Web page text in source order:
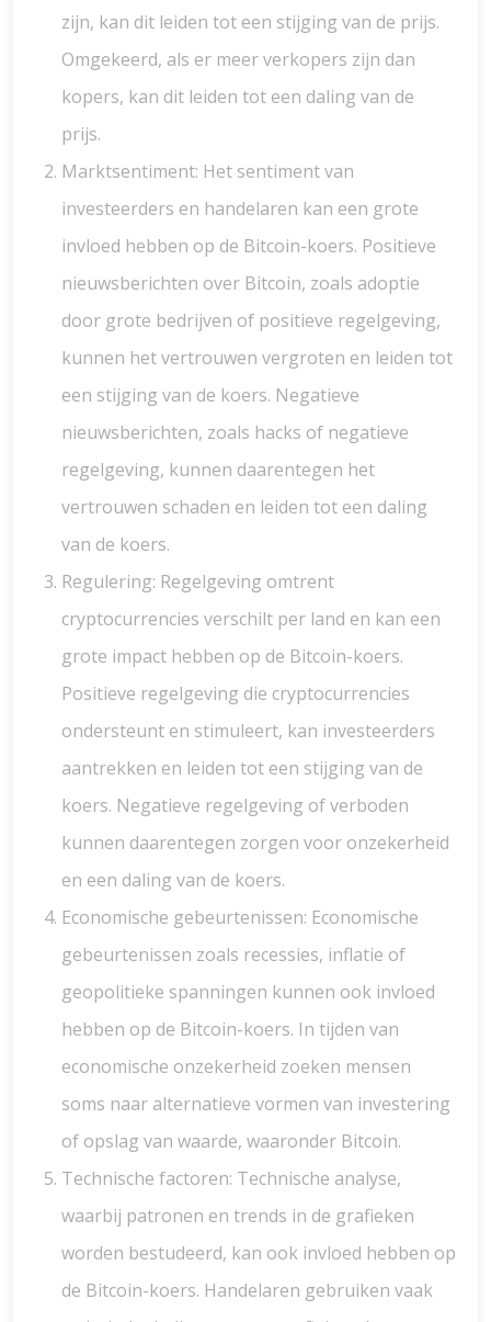
zijn, kan dit leiden tot een stijging van de prijs.
Omgekeerd, als er meer verkopers zijn dan
kopers, kan dit leiden tot een daling van de
prijs.
Marktsentiment: Het sentiment van
investeerders en handelaren kan een grote
invloed hebben op de Bitcoin-koers. Positieve
nieuwsberichten over Bitcoin, zoals adoptie
door grote bedrijven of positieve regelgeving,
kunnen het vertrouwen vergroten en leiden tot
een stijging van de koers. Negatieve
nieuwsberichten, zoals hacks of negatieve
regelgeving, kunnen daarentegen het
vertrouwen schaden en leiden tot een daling
van de koers.
Regulering: Regelgeving omtrent
cryptocurrencies verschilt per land en kan een
grote impact hebben op de Bitcoin-koers.
Positieve regelgeving die cryptocurrencies
ondersteunt en stimuleert, kan investeerders
aantrekken en leiden tot een stijging van de
koers. Negatieve regelgeving of verboden
kunnen daarentegen zorgen voor onzekerheid
en een daling van de koers.
Economische gebeurtenissen: Economische
gebeurtenissen zoals recessies, inflatie of
geopolitieke spanningen kunnen ook invloed
hebben op de Bitcoin-koers. In tijden van
economische onzekerheid zoeken mensen
soms naar alternatieve vormen van investering
of opslag van waarde, waaronder Bitcoin.
Technische factoren: Technische analyse,
waarbij patronen en trends in de grafieken
worden bestudeerd, kan ook invloed hebben op
de Bitcoin-koers. Handelaren gebruiken vaak